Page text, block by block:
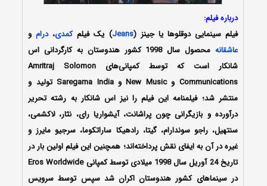
درباره فیلم:
فیلم سینمایی دوقلوها یا جینز (Jeans) یک فیلمکمدی،درامو
عاشقانه
محصول سال 1998 کشور هندوستان به کارگردانی اس
شانکار است که توسط کمپانی‌های Amritraj Solomon
Communications و New Music و Saregama India تولید و
منتشر شد؛ فیلمنامه این فیلم را نیز اس شانکار به رشته تحریر
درآورده و بازیگرانی چون پراشانت، آیشواریا رای، نثار، لاکشمی،
سنتهیل، راجو سوندارام، گیتا، رادهیکا ساراتکوما، سرجیو مایرز و
غیره در آن به ایفای نقش پرداخته‌اند؛ همچنین این فیلم اولین بار در
تاریخ 24 آوریل سال 1998 میلادی توسط کمپانی Eros Worldwide
در سینماهای کشور هندوستان اکران شد سپس توسط سرویس